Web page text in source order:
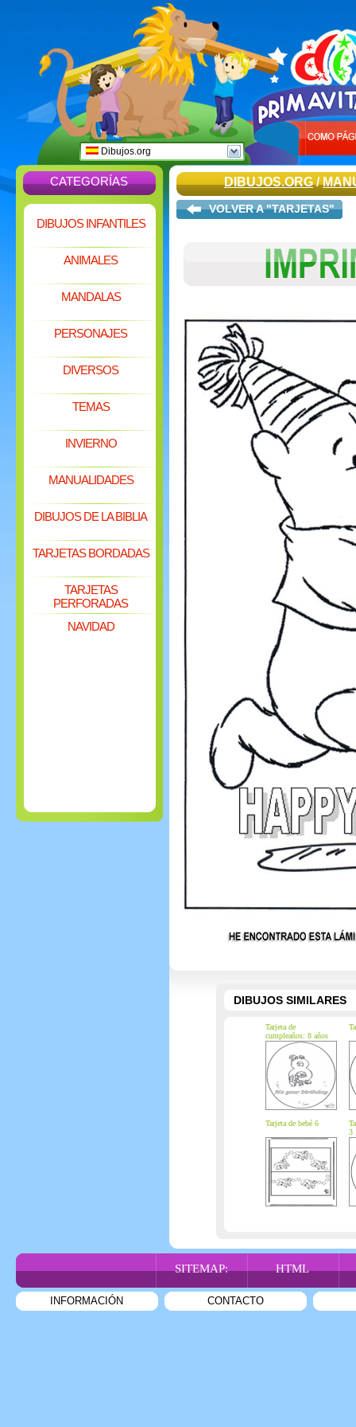
Dibujos.org
CATEGORÍAS
DIBUJOS INFANTILES
ANIMALES
MANDALAS
PERSONAJES
DIVERSOS
TEMAS
INVIERNO
MANUALIDADES
DIBUJOS DE LA BIBLIA
TARJETAS BORDADAS
TARJETAS
PERFORADAS
NAVIDAD
DIBUJOS.ORG/
VOLVER A "TARJETAS"
DIBUJOS SIMILARES
Tarjeta de
cumpleaños: 8 años
Tarjeta de bebé 6
3
SITEMAP: HTML
INFORMACIÓN CONTACTO